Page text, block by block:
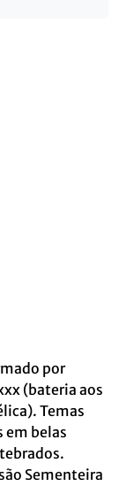
por
(bateria aos
Temas
em belas
Sementeira